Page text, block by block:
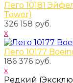
Лего 10181
Tower)
326 158 руб.
x
Лего 10177
186 376 руб.
x
Редкий